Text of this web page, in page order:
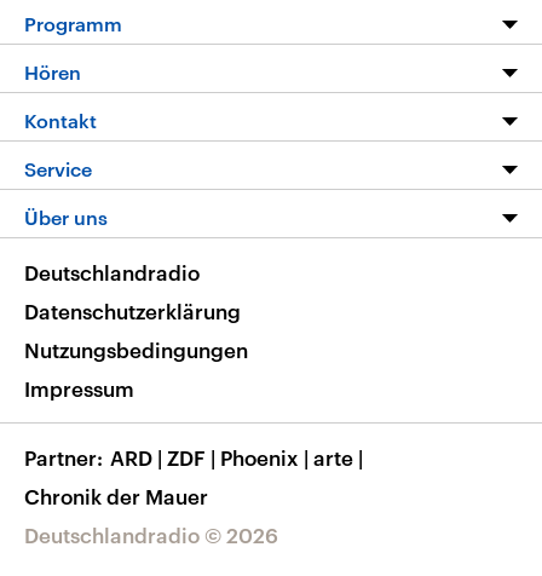
Programm
Programm
Die Nachrichten
Nachrichtenleicht
Neue Beiträge auf dlf.de
Hören
Livestream
Podcasts
Deutschlandfunk App
Nachrichten App
Frequenzen
Kontakt
Hörerservice
Service
FAQ
Veranstaltungen
Musikliste
RSS
Über uns
Barrierefreiheit
Deutschlandradio © 2026
Deutschlandradio
Datenschutzerklärung
Nutzungsbedingungen
Impressum
Partner ARD | ZDF | Phoenix | arte |
Chronik der Mauer